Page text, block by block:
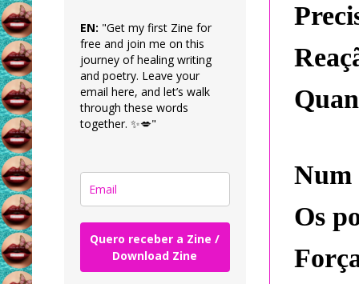
Num
Os
EN: "Get my first Zine for
free and join me on this
journey of healing writing
and poetry. Leave your
email here, and let’s walk
through these words
together. ✨💋"
Quero receber a Zine /
Download Zine